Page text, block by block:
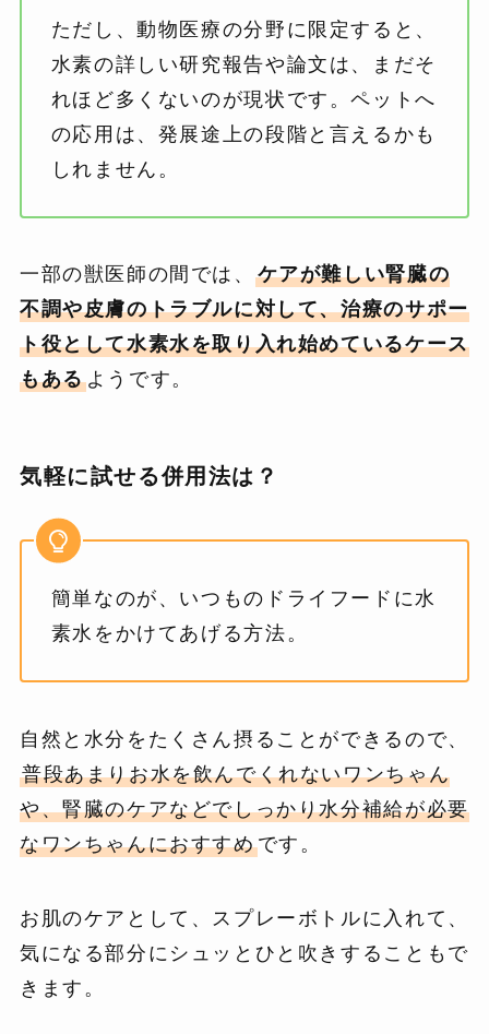
ただし、動物医療の分野に限定すると、
水素の詳しい研究報告や論文は、まだそ
れほど多くないのが現状です。ペットへ
の応用は、発展途上の段階と言えるかも
しれません。
一部の獣医師の間では、 ケアが難しい腎臓の
不調や皮膚のトラブルに対して、治療のサポー
ト役として水素水を取り入れ始めているケース
もあるようです。
気軽に試せる併用法は？
簡単なのが、いつものドライフードに水
素水をかけてあげる方法。
自然と水分をたくさん摂ることができるので、
普段あまりお水を飲んでくれないワンちゃん
や、腎臓のケアなどでしっかり水分補給が必要
なワンちゃんにおすすめです。
お肌のケアとして、スプレーボトルに入れて、
気になる部分にシュッとひと吹きすることもで
きます。